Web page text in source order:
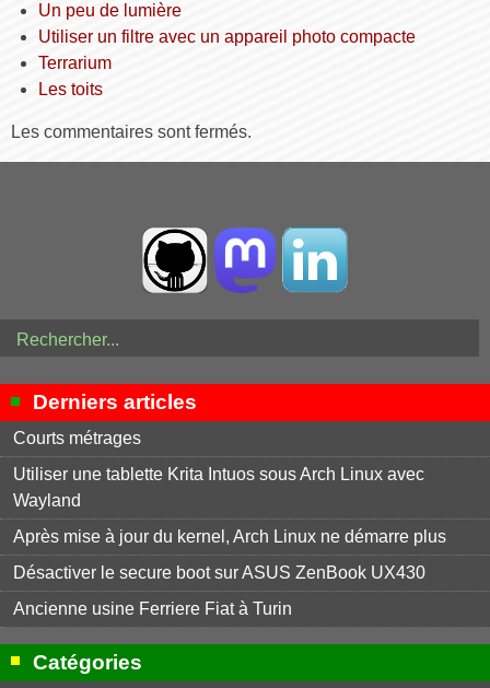
Un peu de lumière
Utiliser un filtre avec un appareil photo compacte
Terrarium
Les toits
Les commentaires sont fermés.
Derniers articles
Courts métrages
Utiliser une tablette Krita Intuos sous Arch Linux avec
Wayland
Après mise à jour du kernel, Arch Linux ne démarre plus
Désactiver le secure boot sur ASUS ZenBook UX430
Ancienne usine Ferriere Fiat à Turin
Catégories